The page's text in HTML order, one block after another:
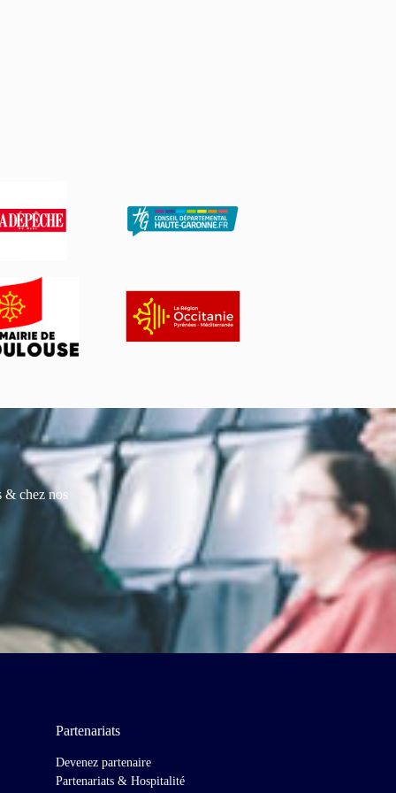
& chez nos
Partenariats
Devenez partenaire
Partenariats & Hospitalité